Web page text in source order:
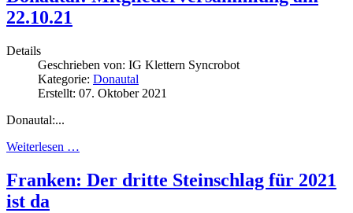
22.10.21
Details
Geschrieben von: IG Klettern Syncrobot
Kategorie: Donautal
Erstellt: 07. Oktober 2021
Donautal:...
Weiterlesen …
Franken: Der dritte Steinschlag für 2021
ist da